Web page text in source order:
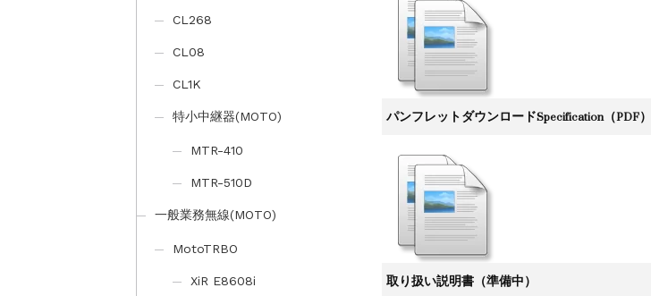
パンフレットダウンロードSpecification（PDF）
取り扱い説明書（準備中）
CL268
CL08
CL1K
特小中継器(MOTO)
MTR-410
MTR-510D
一般業務無線(MOTO)
MotoTRBO
XiR E8608i